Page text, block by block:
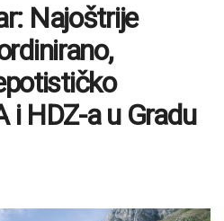
Najoštrije
i HDZ-a u Gradu